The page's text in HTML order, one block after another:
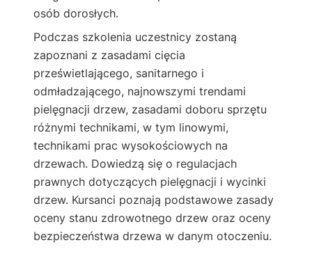
osób dorosłych.​
Podczas szkolenia uczestnicy zostaną
zapoznani z zasadami cięcia
prześwietlającego, sanitarnego i
odmładzającego, najnowszymi trendami
pielęgnacji drzew, zasadami doboru sprzętu
różnymi technikami, w tym linowymi,
technikami prac wysokościowych na
drzewach. Dowiedzą się o regulacjach
prawnych dotyczących pielęgnacji i wycinki
drzew. Kursanci poznają podstawowe zasady
oceny stanu zdrowotnego drzew oraz oceny
bezpieczeństwa drzewa w danym otoczeniu.